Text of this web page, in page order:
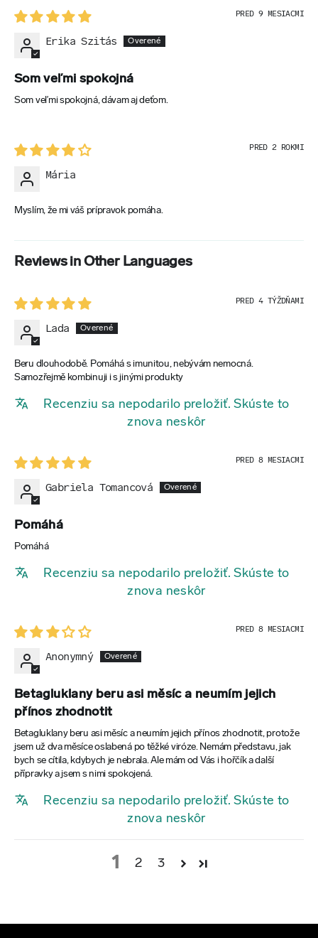
PRED 9 MESIACMI
Erika Szitás
Som veľmi spokojná
Som veľmi spokojná, dávam aj deťom.
PRED 2 ROKMI
Mária
Myslím, že mi váš prípravok pomáha.
Reviews in Other Languages
PRED 4 TÝŽDŇAMI
Lada
Beru dlouhodobě. Pomáhá s imunitou, nebývám nemocná.
Samozřejmě kombinuji i s jinými produkty
Recenziu sa nepodarilo preložiť. Skúste to
znova neskôr
PRED 8 MESIACMI
Gabriela Tomancová
Pomáhá
Pomáhá
Recenziu sa nepodarilo preložiť. Skúste to
znova neskôr
PRED 8 MESIACMI
Anonymný
Betagluklany beru asi měsíc a neumím jejich
přínos zhodnotit
Betagluklany beru asi měsíc a neumím jejich přínos zhodnotit, protože
jsem už dva měsíce oslabená po těžké viróze. Nemám představu, jak
bych se cítila, kdybych je nebrala. Ale mám od Vás i hořčík a další
přípravky a jsem s nimi spokojená.
Recenziu sa nepodarilo preložiť. Skúste to
znova neskôr
1 2 3